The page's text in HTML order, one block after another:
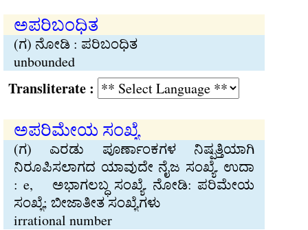
ಅಪರಿಬಂಧಿತ
(ಗ) ನೋಡಿ : ಪರಿಬಂಧಿತ
unbounded
:
ಅಪರಿಮೇಯ ಸಂಖ್ಯೆ
(ಗ) ಎರಡು ಪೂರ್ಣಾಂಕಗಳ ನಿಷ್ಪತ್ತಿಯಾಗಿ
ನಿರೂಪಿಸಲಾಗದ ಯಾವುದೇ ನೈಜ ಸಂಖ್ಯೆ. ಉದಾ
: e, ಅಭಾಗಲಬ್ಧ ಸಂಖ್ಯೆ. ನೋಡಿ: ಪರಿಮೇಯ
ಸಂಖ್ಯೆ; ಬೀಜಾತೀತ ಸಂಖ್ಯೆಗಳು
irrational number